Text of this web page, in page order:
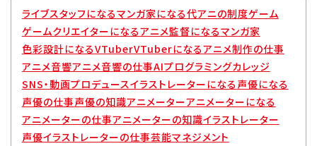
ライブスタッフになるマンガ家になる代アニの制度ゲーム
ゲームクリエイターになるアニメ監督になるマンガ家
色彩設計になるVTuberVTuberになるアニメ制作の仕事
アニメ音響アニメ音響の仕事AIプログラミングカレッジ
SNS・動画プロデュースイラストレーターになる 声優になる
声優の仕事声優の知識アニメーターアニメーターになる
アニメーターの仕事アニメーターの知識イラストレーター
声優イラストレーターの仕事芸能マネジメント